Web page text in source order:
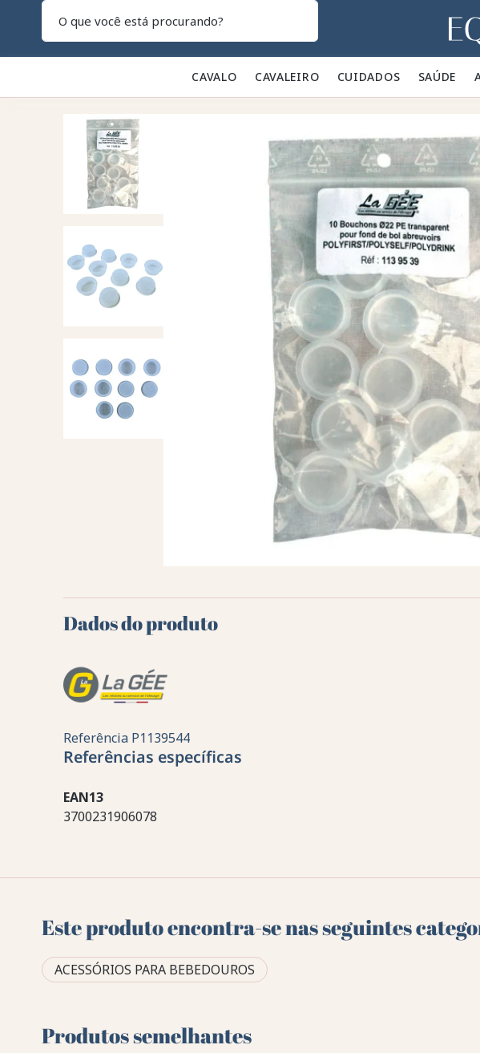
CAVALO 🐎 CAVALEIRO 👕 CUIDADOS 🪮 SAÚDE ✨
Dados do produto
Referência P1139544
Referências específicas
EAN13
3700231906078
Este produto encontra-se nas seguintes
ACESSÓRIOS PARA BEBEDOUROS
Produtos semelhantes